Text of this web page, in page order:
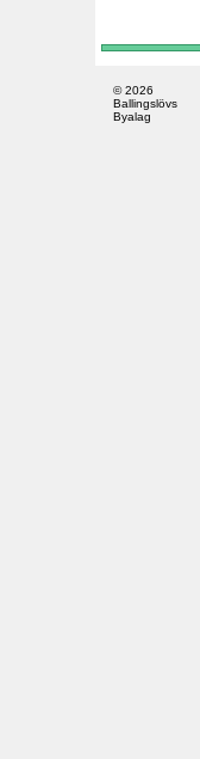
© 2026
Ballingslövs
Byalag